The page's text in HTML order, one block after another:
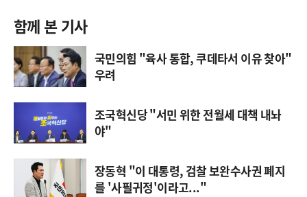
함께 본 기사
국민의힘 "육사 통합, 쿠데타서 이유 찾아"
우려
조국혁신당 "서민 위한 전월세 대책 내놔
야"
장동혁 "이 대통령, 검찰 보완수사권 폐지
를 '사필귀정'이라고..."